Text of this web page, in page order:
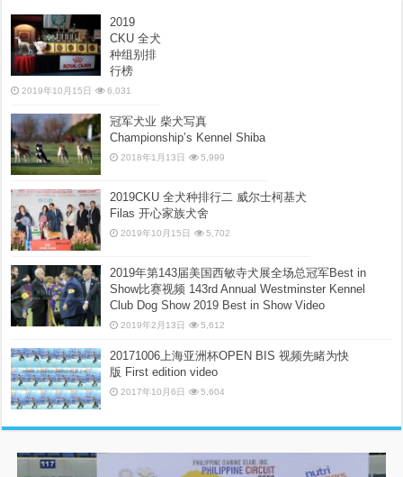
2019
CKU 全犬
种组别排
行榜
2019年10月15日 6,031
冠军犬业 柴犬写真
Championship’s Kennel Shiba
2018年1月13日 5,999
2019CKU 全犬种排行二 威尔士柯基犬
Filas 开心家族犬舍
2019年10月15日 5,702
2019年第143届美国西敏寺犬展全场总冠军Best in
Show比赛视频 143rd Annual Westminster Kennel
Club Dog Show 2019 Best in Show Video
2019年2月13日 5,612
20171006上海亚洲杯OPEN BIS 视频先睹为快
版 First edition video
2017年10月6日 5,604